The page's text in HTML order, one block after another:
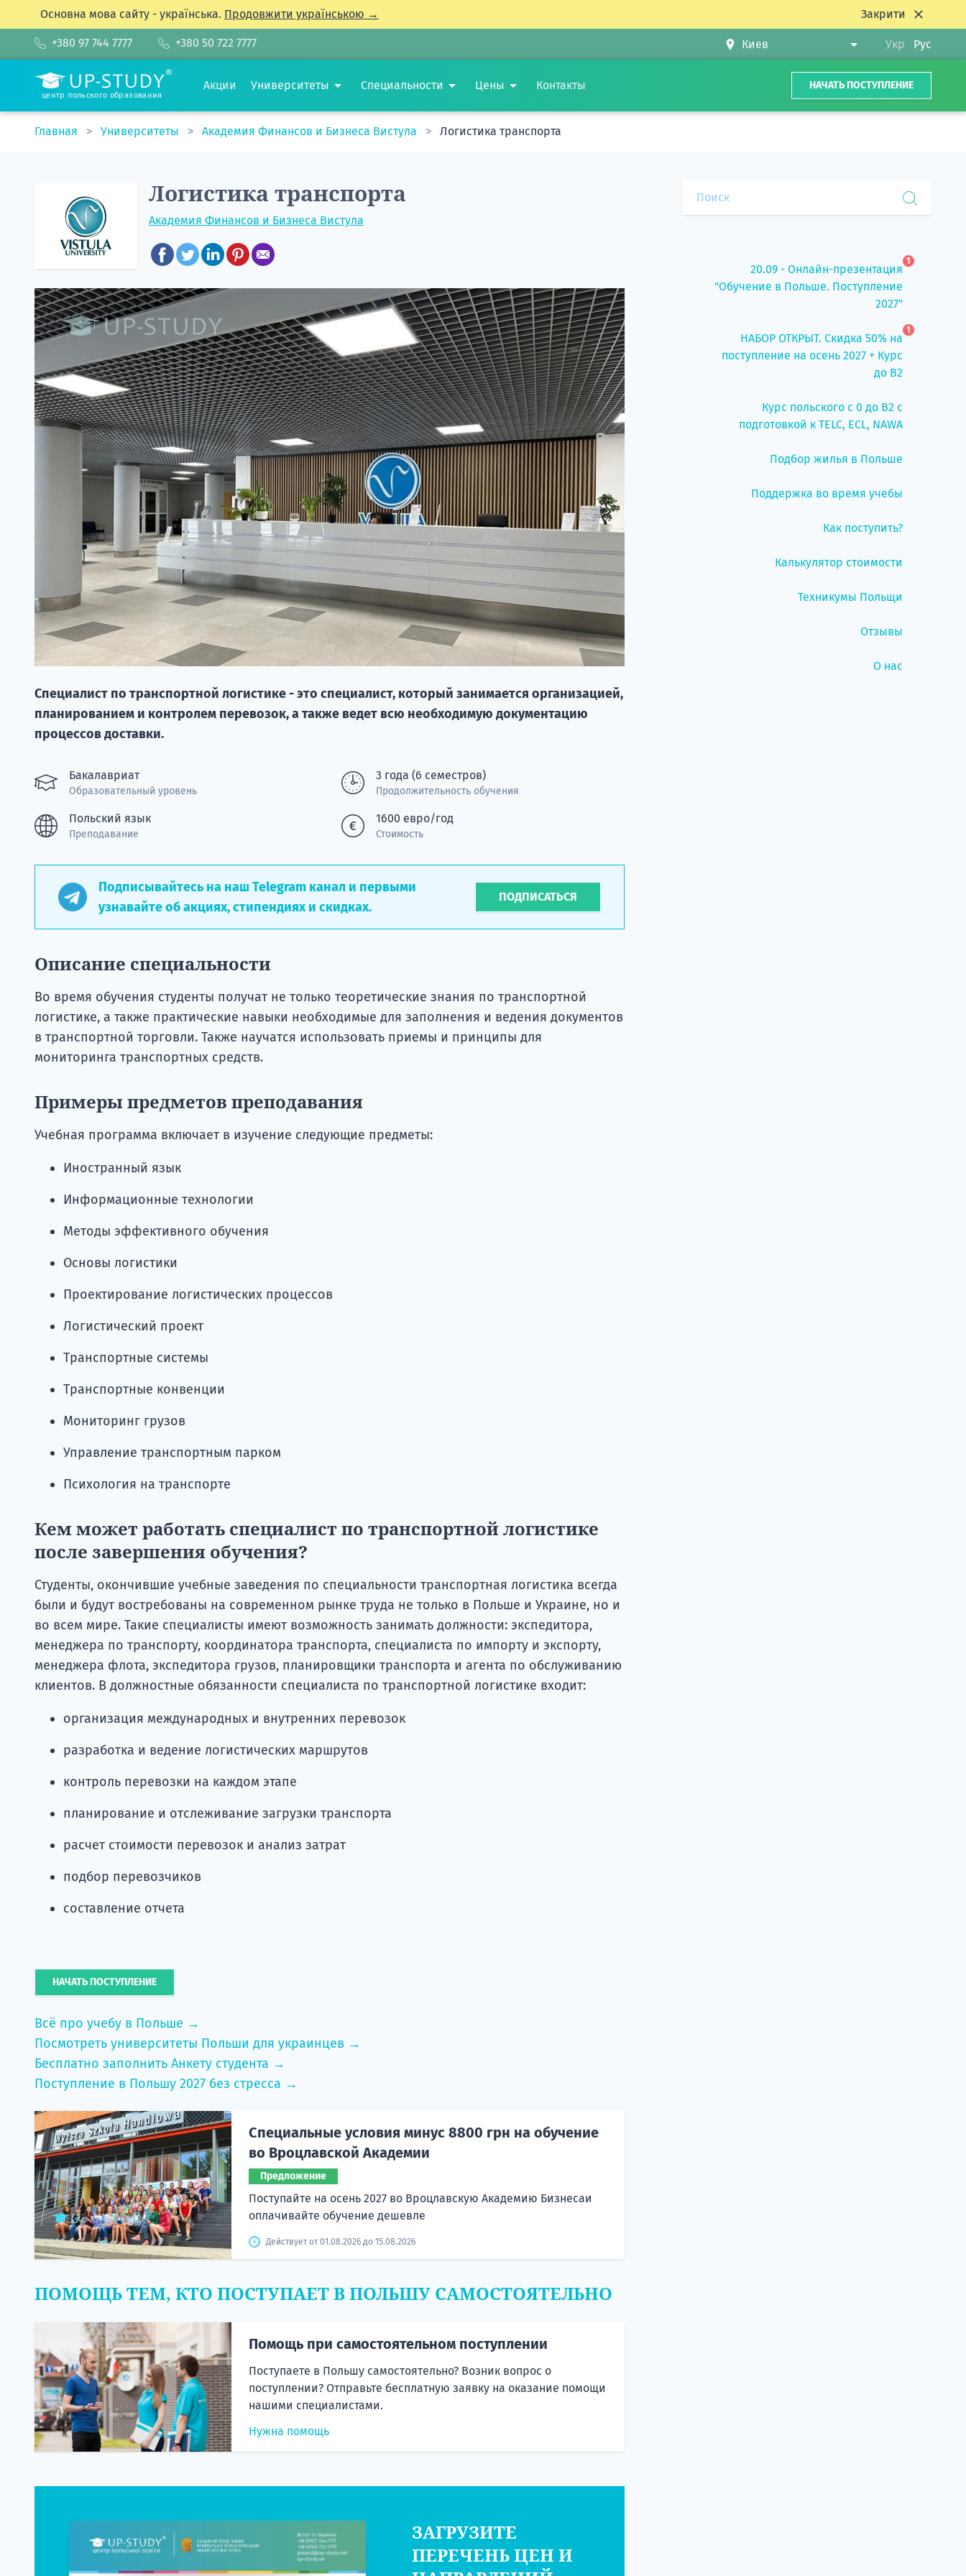
Основна мова сайту - українська. Продовжити українською → Закрити
+380 97 744 7777 +380 50 722 7777 Укр Рус
центр польского образования
Акции Университеты Специальности Цены Контакты НАЧАТЬ ПОСТУПЛЕНИЕ
Главная Университеты Академия Финансов и Бизнеса Вистула Логистика транспорта
Логистика транспорта
Академия Финансов и Бизнеса Вистула
Специалист по транспортной логистике - это специалист, который занимается организацией,
планированием и контролем перевозок, а также ведет всю необходимую документацию
процессов доставки.
Бакалавриат
Образовательный уровень
3 года (6 семестров)
Продолжительность обучения
Польский язык
Преподавание
1600 евро/год
Стоимость
Подписывайтесь на наш Telegram канал и первыми
узнавайте об акциях, стипендиях и скидках.
ПОДПИСАТЬСЯ
Описание специальности
Во время обучения студенты получат не только теоретические знания по транспортной
логистике, а также практические навыки необходимые для заполнения и ведения документов
в транспортной торговли. Также научатся использовать приемы и принципы для
мониторинга транспортных средств.
Примеры предметов преподавания
Учебная программа включает в изучение следующие предметы:
Иностранный язык
Информационные технологии
Методы эффективного обучения
Основы логистики
Проектирование логистических процессов
Логистический проект
Транспортные системы
Транспортные конвенции
Мониторинг грузов
Управление транспортным парком
Психология на транспорте
Кем может работать специалист по транспортной логистике
после завершения обучения?
Студенты, окончившие учебные заведения по специальности транспортная логистика всегда
были и будут востребованы на современном рынке труда не только в Польше и Украине, но и
во всем мире. Такие специалисты имеют возможность занимать должности: экспедитора,
менеджера по транспорту, координатора транспорта, специалиста по импорту и экспорту,
менеджера флота, экспедитора грузов, планировщики транспорта и агента по обслуживанию
клиентов. В должностные обязанности специалиста по транспортной логистике входит:
организация международных и внутренних перевозок
разработка и ведение логистических маршрутов
контроль перевозки на каждом этапе
планирование и отслеживание загрузки транспорта
расчет стоимости перевозок и анализ затрат
подбор перевозчиков
составление отчета
НАЧАТЬ ПОСТУПЛЕНИЕ
Всё про учебу в Польше →
Посмотреть университеты Польши для украинцев →
Бесплатно заполнить Анкету студента →
Поступление в Польшу 2027 без стресса →
Специальные условия минус 8800 грн на обучение
во Вроцлавской Академии
Предложение
Поступайте на осень 2027 во Вроцлавскую Академию Бизнесаи
оплачивайте обучение дешевле
Действует от 01.08.2026 до 15.08.2026
ПОМОЩЬ ТЕМ, КТО ПОСТУПАЕТ В ПОЛЬШУ САМОСТОЯТЕЛЬНО
Помощь при самостоятельном поступлении
Поступаете в Польшу самостоятельно? Возник вопрос о
поступлении? Отправьте бесплатную заявку на оказание помощи
нашими специалистами.
Нужна помощь
ЗАГРУЗИТЕ
ПЕРЕЧЕНЬ ЦЕН И
20.09 - Онлайн-презентация
"Обучение в Польше. Поступление
2027"
1
НАБОР ОТКРЫТ. Скидка 50% на
поступление на осень 2027 + Курс
до B2
1
Курс польского с 0 до B2 с
подготовкой к TELC, ECL, NAWA
Подбор жилья в Польше
Поддержка во время учебы
Как поступить?
Калькулятор стоимости
Техникумы Польщи
Отзывы
О нас